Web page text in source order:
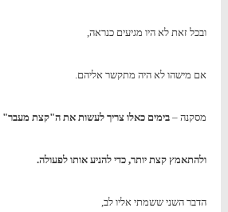
ובכל זאת לא היו מגיעים כנראה,
אם מישהו לא היה מתקשר אליהם.
מסקנה –בימים כאלו צריך לעשות את ה"קצת מעבר"
ולהתאמץ קצת יותר, כדי להניע אותו לפעולה.
הדבר השני ששמתי אליו לב,